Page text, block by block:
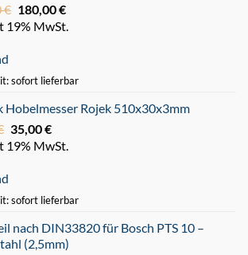
€ Ursprünglicher
Preis
180,00€Aktueller
Preis
19% MwSt.
sofort lieferbar
Hobelmesser Rojek 510x30x3mm
Ursprünglicher
Preis
35,00€Aktueller
Preis
19% MwSt.
sofort lieferbar
nach DIN33820 für Bosch PTS 10 –
(2,5mm)